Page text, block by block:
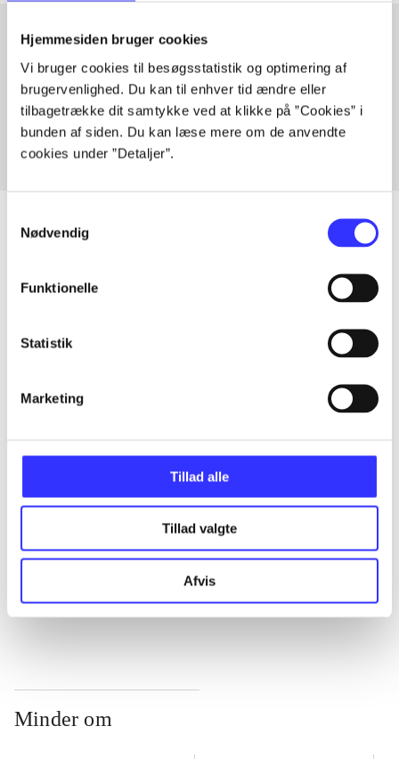
Hjemmesiden bruger cookies
Vi bruger cookies til besøgsstatistik og optimering af
brugervenlighed. Du kan til enhver tid ændre eller
tilbagetrække dit samtykke ved at klikke på ”Cookies” i
bunden af siden. Du kan læse mere om de anvendte
cookies under ”Detaljer”.
Nødvendig
Funktionelle
Statistik
Marketing
Tillad alle
Tillad valgte
Afvis
Artikler med samme emner
Fra
Artikler
...
Minder om